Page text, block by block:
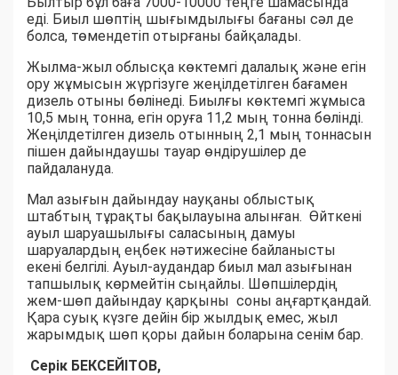
еді. Биыл шөптің шығымдылығы бағаны сәл де
болса, төмендетіп отырғаны байқалады.
Жылма-жыл облысқа көктемгі далалық және егін
ору жұмысын жүргізуге жеңілдетілген бағамен
дизель отыны бөлінеді. Биылғы көктемгі жұмыса
10,5 мың тонна, егін оруға 11,2 мың тонна бөлінді.
Жеңілдетілген дизель отынның 2,1 мың тоннасын
пішен дайындаушы тауар өндірушілер де
пайдалануда.
Мал азығын дайындау науқаны облыстық
штабтың тұрақты бақылауына алынған. Өйткені
ауыл шаруашылығы саласының дамуы
шаруалардың еңбек нәтижесіне байланысты
екені белгілі. Ауыл-аудандар биыл мал азығынан
тапшылық көрмейтін сыңайлы. Шөпшілердің
жем-шөп дайындау қарқыны соны аңғартқандай.
Қара суық күзге дейін бір жылдық емес, жыл
жарымдық шөп қоры дайын боларына сенім бар.
Серік БЕКСЕЙІТОВ,